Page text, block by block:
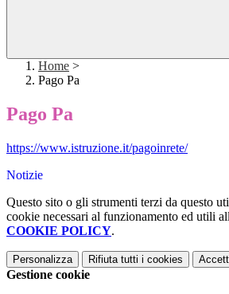
Home >
Pago Pa
Pago Pa
https://www.istruzione.it/pagoinrete/
Notizie
Questo sito o gli strumenti terzi da questo
cookie necessari al funzionamento ed utili
COOKIE POLICY.
Personalizza Rifiuta tutti i cookies
Gestione cookie